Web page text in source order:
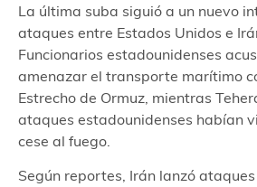
La última suba siguió a un nuevo
ataques entre Estados Unidos e
Funcionarios estadounidenses
amenazar el transporte marítimo
Estrecho de Ormuz, mientras
ataques estadounidenses habían
cese al fuego.
Según reportes, Irán lanzó